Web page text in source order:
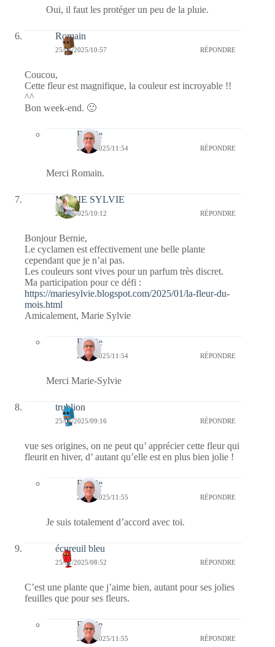
Oui, il faut les protéger un peu de la pluie.
Romain
25/01/2025/10:57 RÉPONDRE
Coucou,
Cette fleur est magnifique, la couleur est incroyable !!
^^
Bon week-end. 🙂
Bernie
25/01/2025/11:54 RÉPONDRE
Merci Romain.
MARIE SYLVIE
25/01/2025/10:12 RÉPONDRE
Bonjour Bernie,
Le cyclamen est effectivement une belle plante
cependant que je n’ai pas.
Les couleurs sont vives pour un parfum très discret.
Ma participation pour ce défi :
https://mariesylvie.blogspot.com/2025/01/la-fleur-du-
mois.html
Amicalement, Marie Sylvie
Bernie
25/01/2025/11:54 RÉPONDRE
Merci Marie-Sylvie
trublion
25/01/2025/09:16 RÉPONDRE
vue ses origines, on ne peut qu’ apprécier cette fleur qui
fleurit en hiver, d’ autant qu’elle est en plus bien jolie !
Bernie
25/01/2025/11:55 RÉPONDRE
Je suis totalement d’accord avec toi.
écureuil bleu
25/01/2025/08:52 RÉPONDRE
C’est une plante que j’aime bien, autant pour ses jolies
feuilles que pour ses fleurs.
Bernie
25/01/2025/11:55 RÉPONDRE